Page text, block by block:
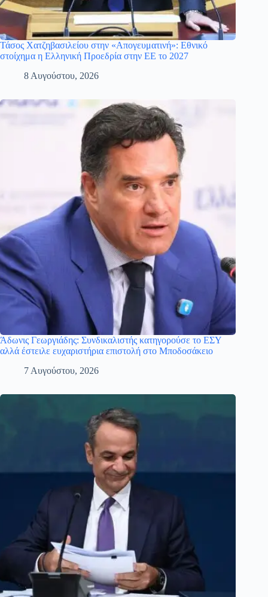
Τάσος Χατζηβασιλείου στην «Απογευματινή»: Εθνικό
στοίχημα η Ελληνική Προεδρία στην ΕΕ το 2027
8 Αυγούστου, 2026
Άδωνις Γεωργιάδης: Συνδικαλιστής κατηγορούσε το ΕΣΥ
αλλά έστειλε ευχαριστήρια επιστολή στο Μποδοσάκειο
7 Αυγούστου, 2026